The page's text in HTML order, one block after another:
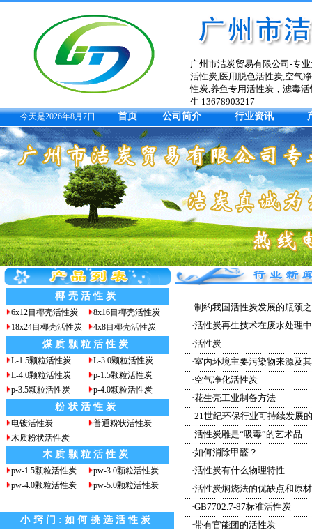
广州市洁炭贸易有限公司-专
活性炭,医用脱色活性炭,空气
性炭,养鱼专用活性炭，滤毒
生 13678903217
今天是2026年8月7日 首页 公司简介 行业资讯
椰壳活性炭
6x12目椰壳活性炭
8x16目椰壳活性炭
18x24目椰壳活性炭
4x8目椰壳活性炭
煤质颗粒活性炭
L-1.5颗粒活性炭
L-3.0颗粒活性炭
L-4.0颗粒活性炭
p-1.5颗粒活性炭
p-3.5颗粒活性炭
p-4.0颗粒活性炭
粉状活性炭
电镀活性炭
普通粉状活性炭
木质粉状活性炭
木质颗粒活性炭
pw-1.5颗粒活性炭
pw-3.0颗粒活性炭
pw-4.0颗粒活性炭
pw-5.0颗粒活性炭
小窍门:如何挑选活性炭
·制约我国活性炭发展的瓶颈
·活性炭再生技术在废水处理
·活性炭
·室内环境主要污染物来源及
·空气净化活性炭
·花生壳工业制备方法
·21世纪环保行业可持续发展
·活性炭雕是“吸毒”的艺术品
·如何消除甲醛？
·活性炭有什么物理特性
·活性炭焖烧法的优缺点和原
·GB7702.7-87标准活性炭
·带有官能团的活性炭